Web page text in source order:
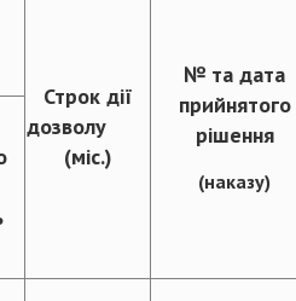
Строк дії
дозволу
(міс.)
№ та дата
прийнятого
рішення
(наказу)